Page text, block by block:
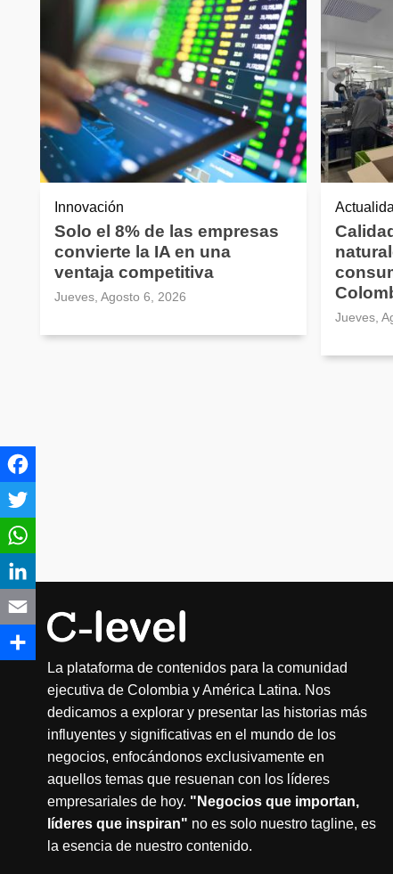
Innovación
Solo el 8% de las empresas
convierte la IA en una
ventaja competitiva
Jueves, Agosto 6, 2026
Jueves,
La plataforma de contenidos para la comunidad
ejecutiva de Colombia y América Latina. Nos
dedicamos a explorar y presentar las historias más
influyentes y significativas en el mundo de los
negocios, enfocándonos exclusivamente en
aquellos temas que resuenan con los líderes
empresariales de hoy. "Negocios que importan,
líderes que inspiran" no es solo nuestro tagline, es
la esencia de nuestro contenido.